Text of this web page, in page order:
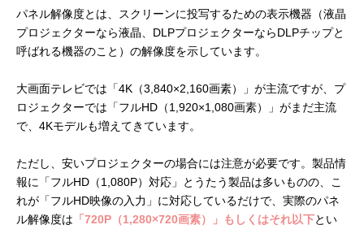
パネル解像度とは、スクリーンに投写するための表示機器（液晶
プロジェクターなら液晶、DLPプロジェクターならDLPチップと
呼ばれる機器のこと）の解像度を示しています。
大画面テレビでは「4K（3,840×2,160画素）」が主流ですが、プ
ロジェクターでは「フルHD（1,920×1,080画素）」がまだ主流
で、4Kモデルも増えてきています。
ただし、安いプロジェクターの場合には注意が必要です。製品情
報に「フルHD（1,080P）対応」とうたう製品は多いものの、こ
れが「フルHD映像の入力」に対応しているだけで、実際のパネ
ル解像度は 「720P（1,280×720画素）」もしくはそれ以下とい